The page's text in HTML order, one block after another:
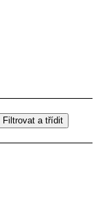
Filtrovat a třídit